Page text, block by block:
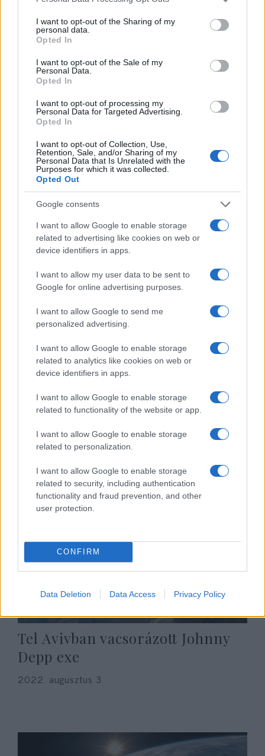
not limited to your visit or usage behaviour. You may click to
grant or deny consent to Google and its third-party tags to
use your data for below specified purposes in below Google
consent section.
I want to opt-out of the Sharing of my
personal data.
Opted In
I want to opt-out of the Sale of my
Personal Data.
Opted In
I want to opt-out of processing my
Personal Data for Targeted Advertising.
Opted In
I want to opt-out of Collection, Use,
Retention, Sale, and/or Sharing of my
Personal Data that Is Unrelated with the
Purposes for which it was collected.
Opted Out
Google consents
I want to allow Google to enable storage
related to advertising like cookies on web or
device identifiers in apps.
I want to allow my user data to be sent to
Google for online advertising purposes.
I want to allow Google to send me
personalized advertising.
I want to allow Google to enable storage
related to analytics like cookies on web or
device identifiers in apps.
I want to allow Google to enable storage
related to functionality of the website or app.
I want to allow Google to enable storage
related to personalization.
I want to allow Google to enable storage
related to security, including authentication
functionality and fraud prevention, and other
user protection.
CONFIRM
Data Deletion Data Access Privacy Policy
Terrorizmust támogató államnak
szeretnék nyilvánítani
Oroszországot Amerikában
2022. augusztus 3.
Francia miniszter: Aki egy
köztársaságnak
Tel Avivban vacsorázott Johnny
Depp exe
2022. augusztus 3.